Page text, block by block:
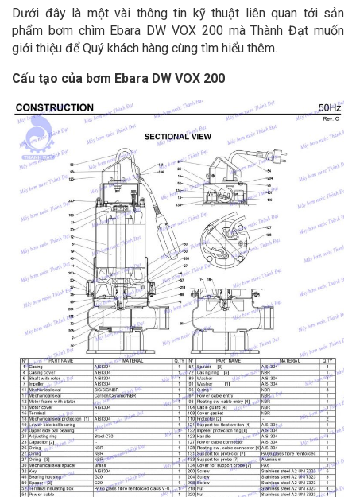
Dưới đây là một vài thông tin kỹ thuật liên quan tới sản
phẩm bơm chìm Ebara DW VOX 200 mà Thành Đạt muốn
giới thiệu để Quý khách hàng cùng tìm hiểu thêm.
Cấu tạo của bơm Ebara DW VOX 200